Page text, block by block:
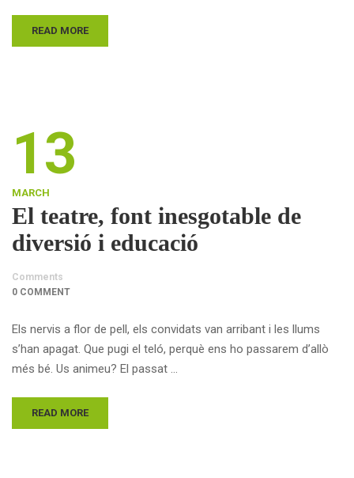
READ MORE
13
MARCH
El teatre, font inesgotable de
diversió i educació
Comments
0 COMMENT
Els nervis a flor de pell, els convidats van arribant i les llums
s’han apagat. Que pugi el teló, perquè ens ho passarem d’allò
més bé. Us animeu? El passat …
READ MORE